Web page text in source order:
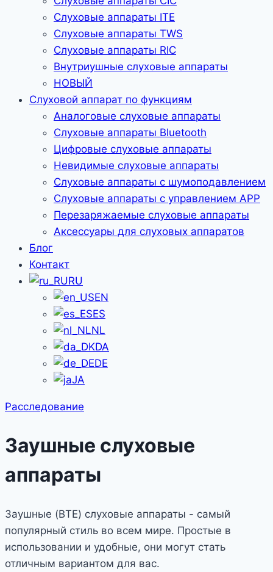
Слуховые аппараты ITE
Слуховые аппараты TWS
Слуховые аппараты RIC
Внутриушные слуховые аппараты
НОВЫЙ
Слуховой аппарат по функциям
Аналоговые слуховые аппараты
Слуховые аппараты Bluetooth
Цифровые слуховые аппараты
Невидимые слуховые аппараты
Слуховые аппараты с шумоподавлением
Слуховые аппараты с управлением APP
Перезаряжаемые слуховые аппараты
Аксессуары для слуховых аппаратов
Блог
Контакт
RU
EN
ES
NL
DA
DE
JA
Расследование
Заушные слуховые
аппараты
Заушные (BTE) слуховые аппараты - самый
популярный стиль во всем мире. Простые в
использовании и удобные, они могут стать
отличным вариантом для вас.